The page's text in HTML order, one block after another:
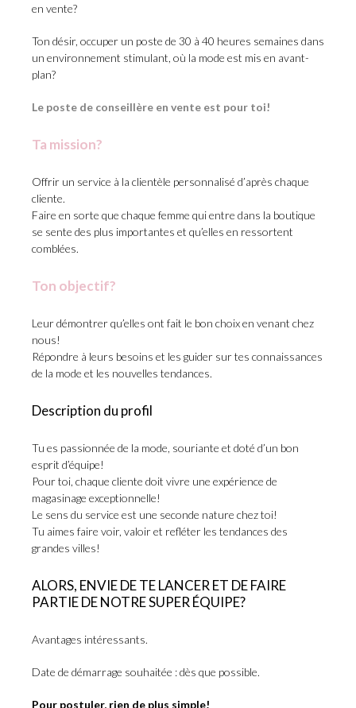
en vente?
Ton désir, occuper un poste de 30 à 40 heures semaines dans
un environnement stimulant, où la mode est mis en avant-
plan?
Le poste de conseillère en vente est pour toi!
Ta mission?
Offrir un service à la clientèle personnalisé d’après chaque
cliente.
Faire en sorte que chaque femme qui entre dans la boutique
se sente des plus importantes et qu’elles en ressortent
comblées.
Ton objectif?
Leur démontrer qu’elles ont fait le bon choix en venant chez
nous!
Répondre à leurs besoins et les guider sur tes connaissances
de la mode et les nouvelles tendances.
Description du profil
Tu es passionnée de la mode, souriante et doté d’un bon
esprit d’équipe!
Pour toi, chaque cliente doit vivre une expérience de
magasinage exceptionnelle!
Le sens du service est une seconde nature chez toi!
Tu aimes faire voir, valoir et refléter les tendances des
grandes villes!
ALORS, ENVIE DE TE LANCER ET DE FAIRE
PARTIE DE NOTRE SUPER ÉQUIPE?
Avantages intéressants.
Date de démarrage souhaitée : dès que possible.
Pour postuler, rien de plus simple!